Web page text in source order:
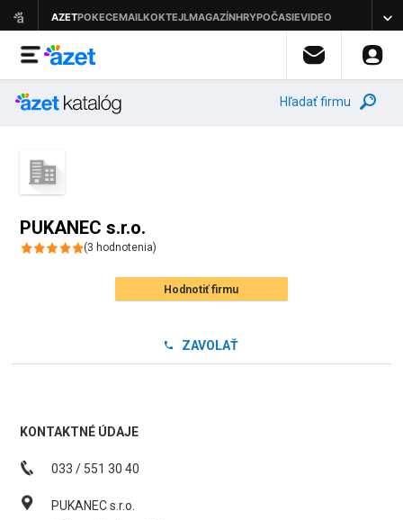
Hľadať firmu
PUKANEC s.r.o.
(3 hodnotenia)
Hodnotiť firmu
ZAVOLAŤ
KONTAKTNÉ ÚDAJE
033 / 551 30 40
PUKANEC s.r.o.